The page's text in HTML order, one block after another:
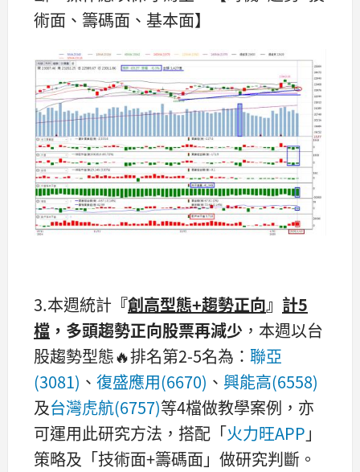
術面、籌碼面、基本面】​​
3.本週統計 『創高型態+趨勢正向』 計5
檔 ，多頭趨勢正向股票再減少 ，本週以台
股趨勢型態🔥排名第2-5名為： 聯亞
(3081) 、 復盛應用(6670) 、 興能高(6558)
及台灣虎航(6757)等4檔做教學案例，亦
可運用此研究方法，搭配「火力旺APP 」
策略及「技術面+籌碼面」做研究判斷。